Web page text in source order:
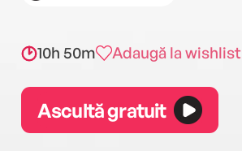
10h 50m Adaugă la wishlist
Ascultă gratuit